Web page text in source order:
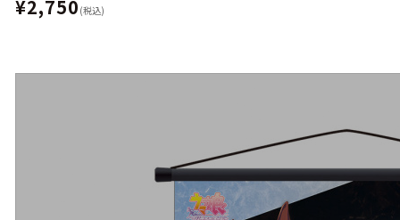
¥2,750 (税込)